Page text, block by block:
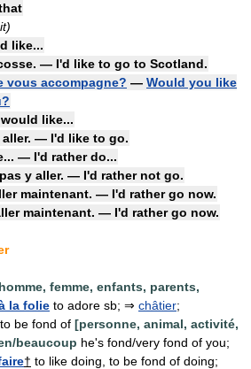
like...
— I'd like to go to Scotland.
vous accompagne? — Would you like
like...
aller. — I'd like to go.
— I'd rather do...
y aller. — I'd rather not go.
maintenant. — I'd rather go now.
maintenant. — I'd rather go now.
femme, enfants, parents,
la folie to adore sb; ⇒ châtier;
be fond of [personne, animal, activité,
beaucoup he's fond/very fond of you;
† to like doing, to be fond of doing;